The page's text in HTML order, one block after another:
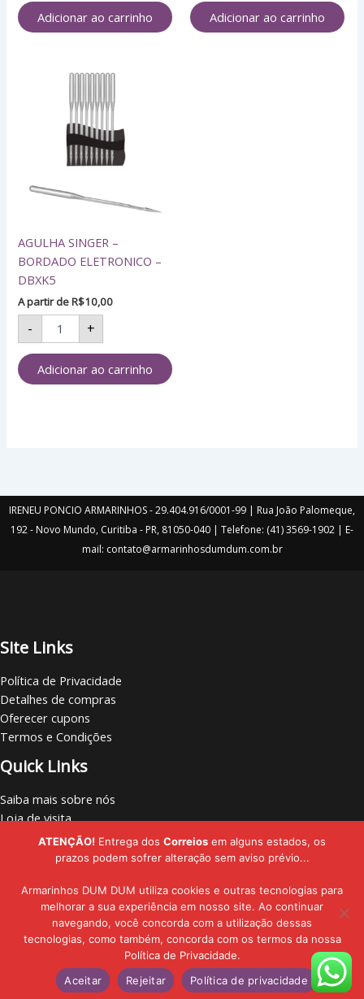
Adicionar ao carrinho Adicionar ao carrinho
AGULHA SINGER –
BORDADO ELETRONICO –
DBXK5
A partir deR$10,00
-
AGULHA
BORDADO
ELETRONICO
quantidade
+
Adicionar ao carrinho
IRENEU PONCIO ARMARINHOS - 29.404.916/0001-99 | Rua João Palomeque,
192 - Novo Mundo, Curitiba - PR, 81050-040 | Telefone: (41) 3569-1902 | E-
mail: contato@armarinhosdumdum.com.br
Site Links
Política de Privacidade
Detalhes de compras
Oferecer cupons
Termos e Condições
Quick Links
Saiba mais sobre nós
Loja de visita
Vamos nos conectar
Localize lojas
Copyright © - 2019 - 2026 | Armarinhos DUM DUM | Todos os Direitos
Reservados
ATENÇÃO! Entrega dos Correios em alguns estados, os
prazos podem sofrer alteração sem aviso prévio...
Armarinhos DUM DUM utiliza cookies e outras tecnologias para
melhorar a sua experiência em nosso site. Ao continuar
navegando, você concorda com a utilização dessas
tecnologias, como também, concorda com os termos da nossa
Política de Privacidade.
Aceitar
Rejeitar Política de privacidade